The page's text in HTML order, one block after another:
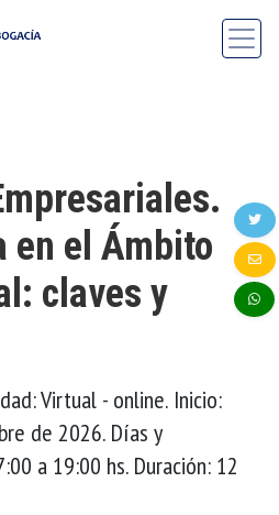
en el Ámbito
claves y
Virtual - online. Inicio:
de 2026. Días y
a 19:00 hs. Duración: 12